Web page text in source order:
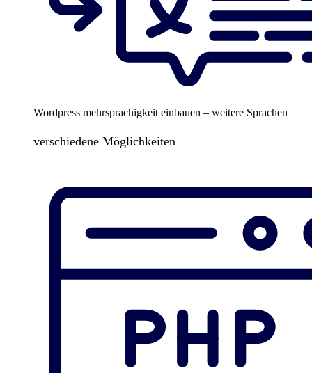
Wordpress mehrsprachigkeit einbauen – weitere Sprachen
verschiedene Möglichkeiten